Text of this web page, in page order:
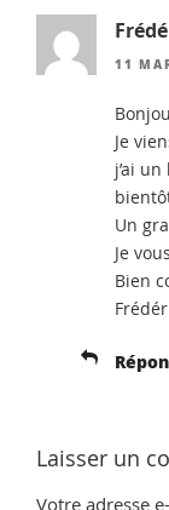
11
Je
j’ai
Un
Je
Bien
Laisser un
Votre adresse